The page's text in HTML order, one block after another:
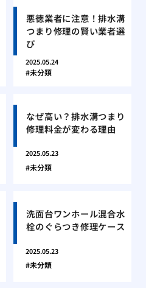
悪徳業者に注意！排水溝
つまり修理の賢い業者選
び
2025.05.24
未分類
なぜ高い？排水溝つまり
修理料金が変わる理由
2025.05.23
未分類
洗面台ワンホール混合水
栓のぐらつき修理ケース
2025.05.23
未分類